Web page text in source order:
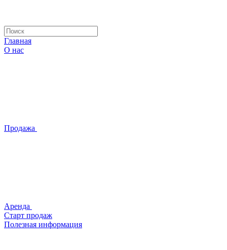
Главная
О нас
Продажа
Аренда
Старт продаж
Полезная информация